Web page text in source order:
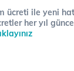
ücreti ile yeni
her yıl